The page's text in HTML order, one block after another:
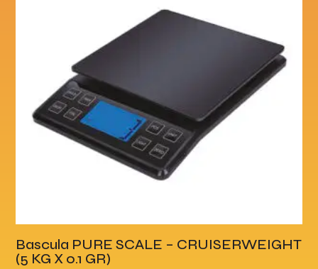
Bascula PURE SCALE – CRUISERWEIGHT
(5 KG X 0.1 GR)